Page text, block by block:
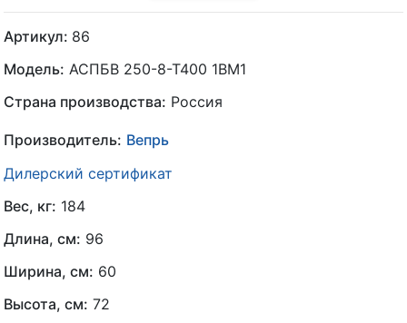
Артикул: 86
Модель: АСПБВ 250-8-Т400 1ВМ1
Страна производства: Россия
Производитель: Вепрь
Дилерский сертификат
Вес, кг: 184
Длина, см: 96
Ширина, см: 60
Высота, см: 72